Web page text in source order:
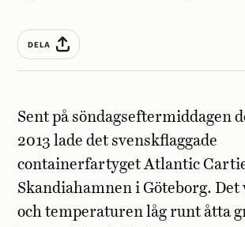
DELA
Sent på söndagseftermiddagen
2013 lade det svenskflaggade
containerfartyget Atlantic
Skandiahamnen i Göteborg.
och temperaturen låg runt åtta